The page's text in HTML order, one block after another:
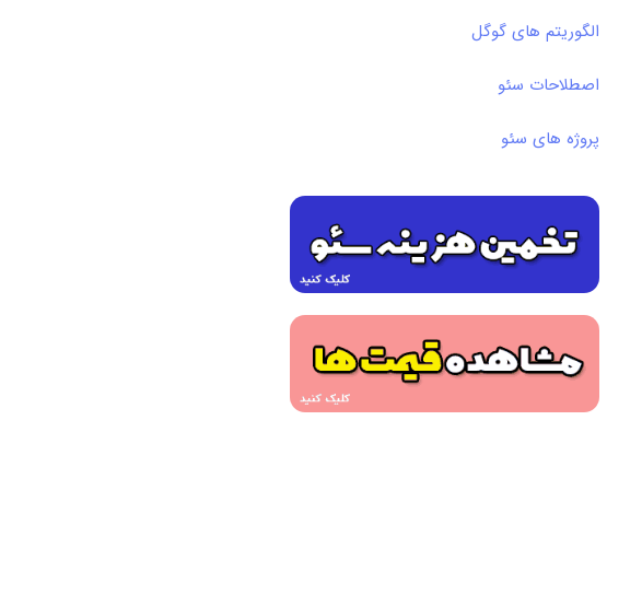
الگوریتم های گوگل
اصطلاحات سئو
پروژه های سئو